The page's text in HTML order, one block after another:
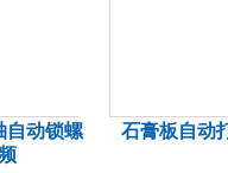
自动锁螺
石膏板自动